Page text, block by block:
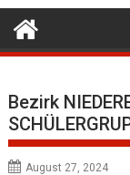
Bezirk
August 27, 2024